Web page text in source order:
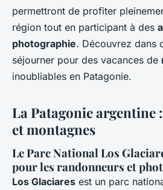
permettront de profiter
région tout en participant à des
photographie. Découvrez dans
séjourner pour des vacances de
inoubliables en Patagonie.
La Patagonie argentine
et montagnes
Le Parc National Los
pour les randonneurs et
Los Glaciares est un parc